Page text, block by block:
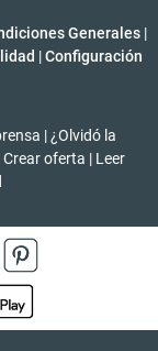
Generales |
| Configuración
| ¿Olvidó la
Crear oferta | Leer